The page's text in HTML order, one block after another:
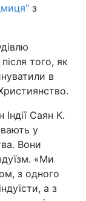
з
того, як
в
Індії Саян К.
у
Вони
«Ми
з одного
а з